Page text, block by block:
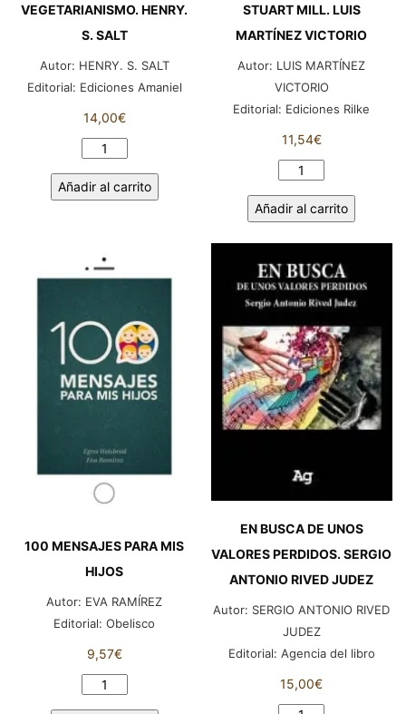
VEGETARIANISMO. HENRY.
S. SALT
Autor: HENRY. S. SALT
Editorial: Ediciones Amaniel
14,00€
DEL
SALT
Añadir al carrito
STUART MILL. LUIS
MARTÍNEZ VICTORIO
Autor: LUIS MARTÍNEZ
VICTORIO
Editorial: Ediciones Rilke
11,54€
SEGÚN
MILL.
LUIS
MARTÍNEZ
VICTORIO
cantidad
Añadir al carrito
100 MENSAJES PARA MIS
HIJOS
Autor: EVA RAMÍREZ
Editorial: Obelisco
9,57€
100
EN BUSCA DE UNOS
VALORES PERDIDOS. SERGIO
ANTONIO RIVED JUDEZ
Autor: SERGIO ANTONIO RIVED
JUDEZ
Editorial: Agencia del libro
15,00€